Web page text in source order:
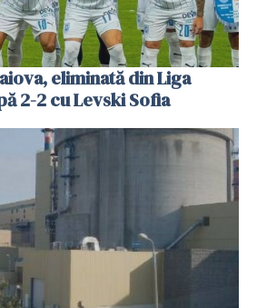
eliminată din Liga
2-2 cu Levski Sofia